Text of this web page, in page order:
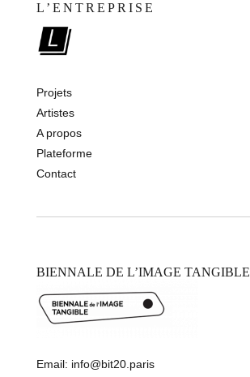
L’ENTREPRISE
Projets
Artistes
A propos
Plateforme
Contact
BIENNALE DE L’IMAGE TANGIBLE
Email: info@bit20.paris